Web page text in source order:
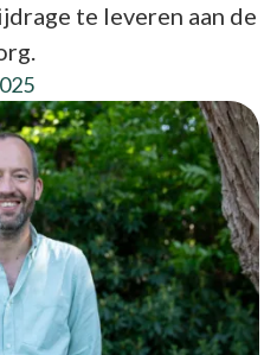
te leveren aan de